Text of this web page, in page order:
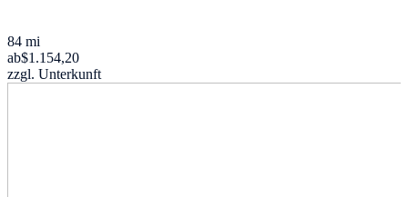
84 mi
ab$1.154,20
zzgl. Unterkunft